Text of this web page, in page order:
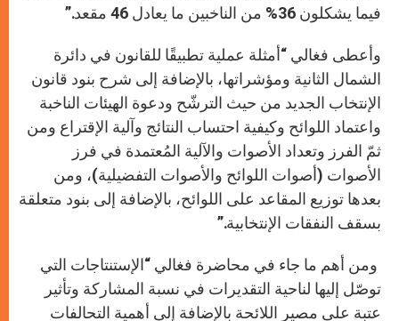
فيما يشكلون 36% من الناخبين ما يعادل 46 مقعد.”
وأعطى فغالي “أمثلة عملية تطبيقًا للقانون في دائرة
الشمال الثانية ومؤشراتها، بالإضافة إلى شرح بنود قانون
الإنتخاب الجديد من حيث الترشّح ودعوة الهيئات الناخبة
واعتماد اللوائح وكيفية احتساب النتائج وآلية الإقتراع ومن
ثمّ الفرز وتعداد الأصوات والآلية المُعتمدة في فرز
الأصوات (أصوات اللوائح والأصوات التفضيلية)، ومن
بعدها توزيع المقاعد على اللوائح، بالإضافة إلى بنود متعلقة
بسقف النفقات الإنتخابية.”
ومن أهم ما جاء في محاضرة فغالي “الإستنتاجات التي
توصّل إليها لناحية التقديرات في نسبة المشاركة وتأثير
عتبة على مصير اللائحة بالإضافة إلى أهمية التحالفات